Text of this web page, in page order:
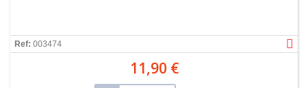
Ref: 003474
11,90 €